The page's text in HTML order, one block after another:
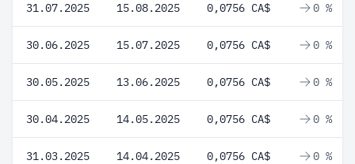
31.07.2025 15.08.2025 0,0756 CA$ 0 %
30.06.2025 15.07.2025 0,0756 CA$ 0 %
30.05.2025 13.06.2025 0,0756 CA$ 0 %
30.04.2025 14.05.2025 0,0756 CA$ 0 %
31.03.2025 14.04.2025 0,0756 CA$ 0 %